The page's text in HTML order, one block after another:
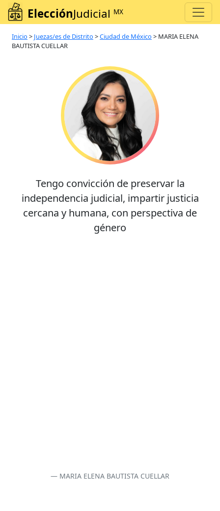
ElecciónJudicial MX
Inicio > Juezas/es de Distrito >Ciudad de México > MARIA ELENA
BAUTISTA CUELLAR
Tengo convicción de preservar la
independencia judicial, impartir justicia
cercana y humana, con perspectiva de
género
MARIA ELENA BAUTISTA CUELLAR